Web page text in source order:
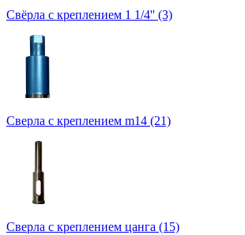
Свёрла с креплением 1 1/4'' (3)
Сверла с креплением m14 (21)
Сверла с креплением цанга (15)